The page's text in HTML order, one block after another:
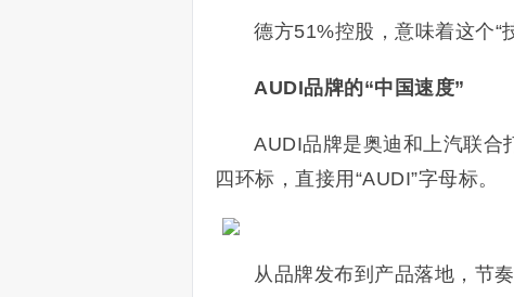
德方51%控股，意味着这个“
AUDI品牌的“中国速度”
AUDI品牌是奥迪和上汽联合
四环标，直接用“AUDI”字母标。
从品牌发布到产品落地，节